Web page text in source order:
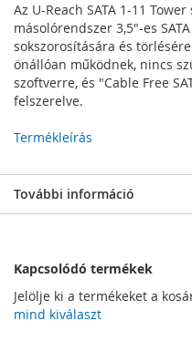
Az U-Reach SATA 1-11
másolórendszer 3,5"-es
sokszorosítására és
önállóan működnek, nincs
szoftverre, és "Cable Free
felszerelve.
Termékleírás
További információ
Kapcsolódó termékek
Jelölje ki a termékeket a
mind kiválaszt